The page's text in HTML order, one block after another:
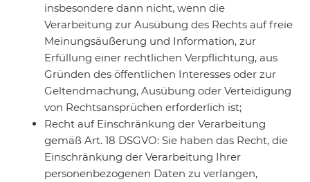
insbesondere dann nicht, wenn die
Verarbeitung zur Ausübung des Rechts auf freie
Meinungsäußerung und Information, zur
Erfüllung einer rechtlichen Verpflichtung, aus
Gründen des öffentlichen Interesses oder zur
Geltendmachung, Ausübung oder Verteidigung
von Rechtsansprüchen erforderlich ist;
Recht auf Einschränkung der Verarbeitung
gemäß Art. 18 DSGVO: Sie haben das Recht, die
Einschränkung der Verarbeitung Ihrer
personenbezogenen Daten zu verlangen,